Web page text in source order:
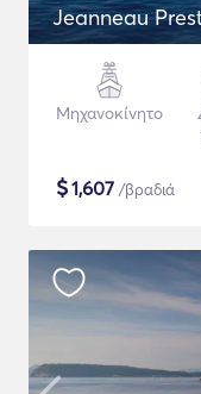
Jeanneau
Μηχανοκίνητο
$1,607 /βραδιά